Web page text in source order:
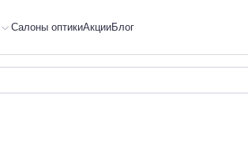
Салоны оптикиАкцииБлог